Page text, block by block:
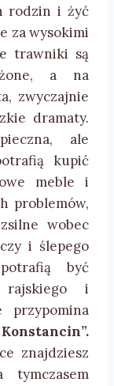
rodzin i żyć
za wysokimi
trawniki są
a na
zwyczajnie
dramaty.
ale
kupić
meble i
problemów,
wobec
i ślepego
być
rajskiego i
przypomina
znajdziesz
tymczasem